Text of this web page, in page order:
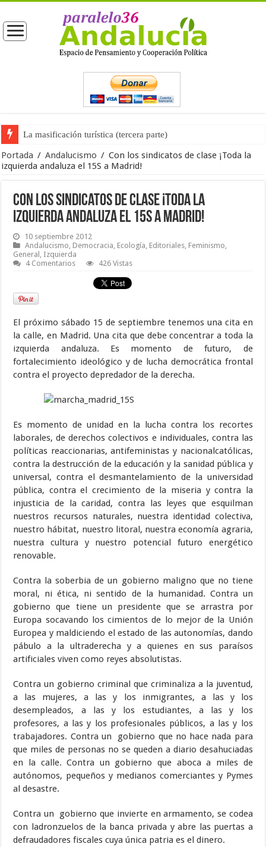
La masificación turística (tercera parte)
La opinión pública ante las próximas elecciones generales
Portada / Andalucismo / Con los sindicatos de clase ¡Toda la
izquierda andaluza el 15S a Madrid!
Con los sindicatos de clase ¡Toda la
izquierda andaluza el 15S a Madrid!
10 septiembre 2012
Andalucismo, Democracia, Ecología, Editoriales, Feminismo,
General , Izquierda
4 Comentarios
426 Vistas
El próximo sábado 15 de septiembre tenemos una cita en
la calle, en Madrid. Una cita que debe concentrar a toda la
izquierda andaluza. Es momento de futuro, de
fortalecimiento ideológico y de lucha democrática frontal
contra el proyecto depredador de la derecha.
Es momento de unidad en la lucha contra los recortes
laborales, de derechos colectivos e individuales, contra las
políticas reaccionarias, antifeministas y nacionalcatólicas,
contra la destrucción de la educación y la sanidad pública y
universal, contra el desmantelamiento de la universidad
pública, contra el crecimiento de la miseria y contra la
injusticia de la caridad, contra las leyes que esquilman
nuestros recursos naturales, nuestra identidad colectiva,
nuestro hábitat, nuestro litoral, nuestra economía agraria,
nuestra cultura y nuestro potencial futuro energético
renovable.
Contra la soberbia de un gobierno maligno que no tiene
moral, ni ética, ni sentido de la humanidad. Contra un
gobierno que tiene un presidente que se arrastra por
Europa socavando los cimientos de lo mejor de la Unión
Europea y maldiciendo el estado de las autonomías, dando
pábulo a la ultraderecha y a quienes en sus paraísos
artificiales viven como reyes absolutistas.
Contra un gobierno criminal que criminaliza a la juventud,
a las mujeres, a las y los inmigrantes, a las y los
desempleados, a las y los estudiantes, a las y los
profesores, a las y los profesionales públicos, a las y los
trabajadores. Contra un gobierno que no hace nada para
que miles de personas no se queden a diario desahuciadas
en la calle. Contra un gobierno que aboca a miles de
autónomos, pequeños y medianos comerciantes y Pymes
al desastre.
Contra un gobierno que invierte en armamento, se codea
con ladronzuelos de la banca privada y abre las puertas a
defraudadores fiscales cuya única patria es el dinero.